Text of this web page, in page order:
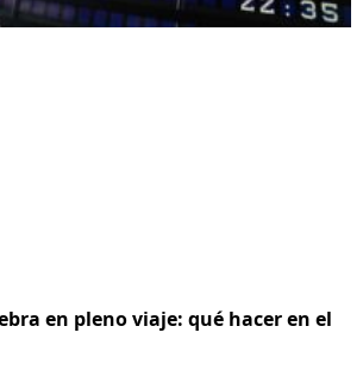
en pleno viaje: qué hacer en el